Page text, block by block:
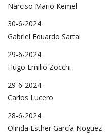
Narciso Mario Kemel
30-6-2024
Gabriel Eduardo Sartal
29-6-2024
Hugo Emilio Zocchi
29-6-2024
Carlos Lucero
28-6-2024
Olinda Esther García Noguez